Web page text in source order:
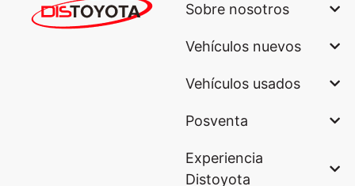
Sobre nosotros
Vehículos nuevos
Vehículos usados
Posventa
Experiencia
Distoyota